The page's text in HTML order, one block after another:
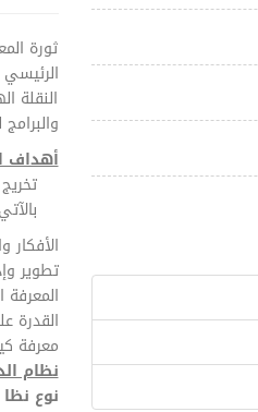
ثورة
النقلة
أهداف
تطوير
القدرة
معرفة
نظام
نوع